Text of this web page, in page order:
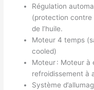
Régulation
(protection contre
de l’huile.
Moteur 4 temps
cooled)
Moteur : Moteur à
refroidissement à
Système